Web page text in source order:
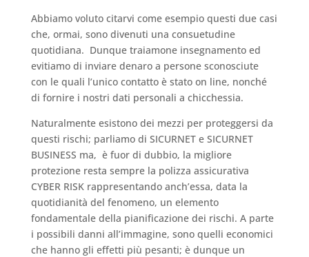
Abbiamo voluto citarvi come esempio questi due casi
che, ormai, sono divenuti una consuetudine
quotidiana. Dunque traiamone insegnamento ed
evitiamo di inviare denaro a persone sconosciute
con le quali l’unico contatto è stato on line, nonché
di fornire i nostri dati personali a chicchessia.
Naturalmente esistono dei mezzi per proteggersi da
questi rischi; parliamo di SICURNET e SICURNET
BUSINESS ma, è fuor di dubbio, la migliore
protezione resta sempre la polizza assicurativa
CYBER RISK rappresentando anch’essa, data la
quotidianità del fenomeno, un elemento
fondamentale della pianificazione dei rischi. A parte
i possibili danni all’immagine, sono quelli economici
che hanno gli effetti più pesanti; è dunque un